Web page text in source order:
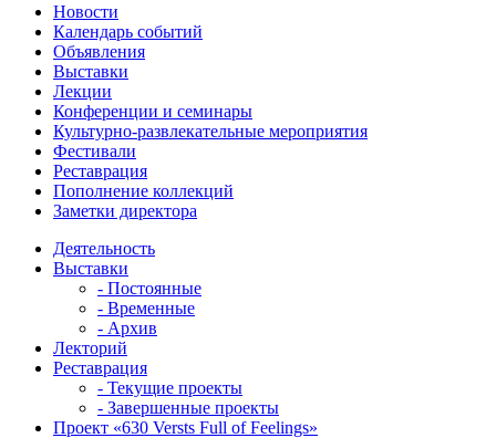
Новости
Календарь событий
Объявления
Выставки
Лекции
Конференции и семинары
Культурно-развлекательные мероприятия
Фестивали
Реставрация
Пополнение коллекций
Заметки директора
Деятельность
Выставки
- Постоянные
- Временные
- Архив
Лекторий
Реставрация
- Текущие проекты
- Завершенные проекты
Проект «630 Versts Full of Feelings»